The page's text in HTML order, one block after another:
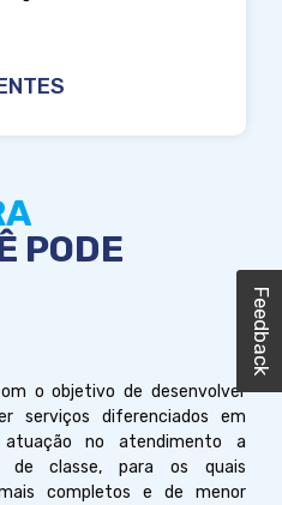
PODE
o objetivo de desenvolver
serviços diferenciados em
atuação no atendimento a
de classe, para os quais
completos e de menor
Feedback
Feedback